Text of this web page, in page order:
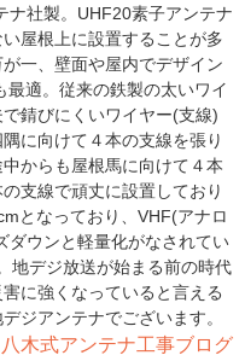
ナ社製。UHF20素子アンテナ
屋根上に設置することが多
一、壁面や屋内でデザイン
適。従来の鉄製の太いワイ
錆びにくいワイヤー(支線)
に向けて４本の支線を張り
からも屋根馬に向けて４本
支線で頑丈に設置しており
となっており、VHF(アナロ
ダウンと軽量化がなされてい
地デジ放送が始まる前の時代
に強くなっていると言える
ジアンテナでございます。
八木式アンテナ工事ブログ